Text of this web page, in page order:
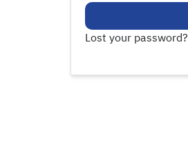
Lost your password?